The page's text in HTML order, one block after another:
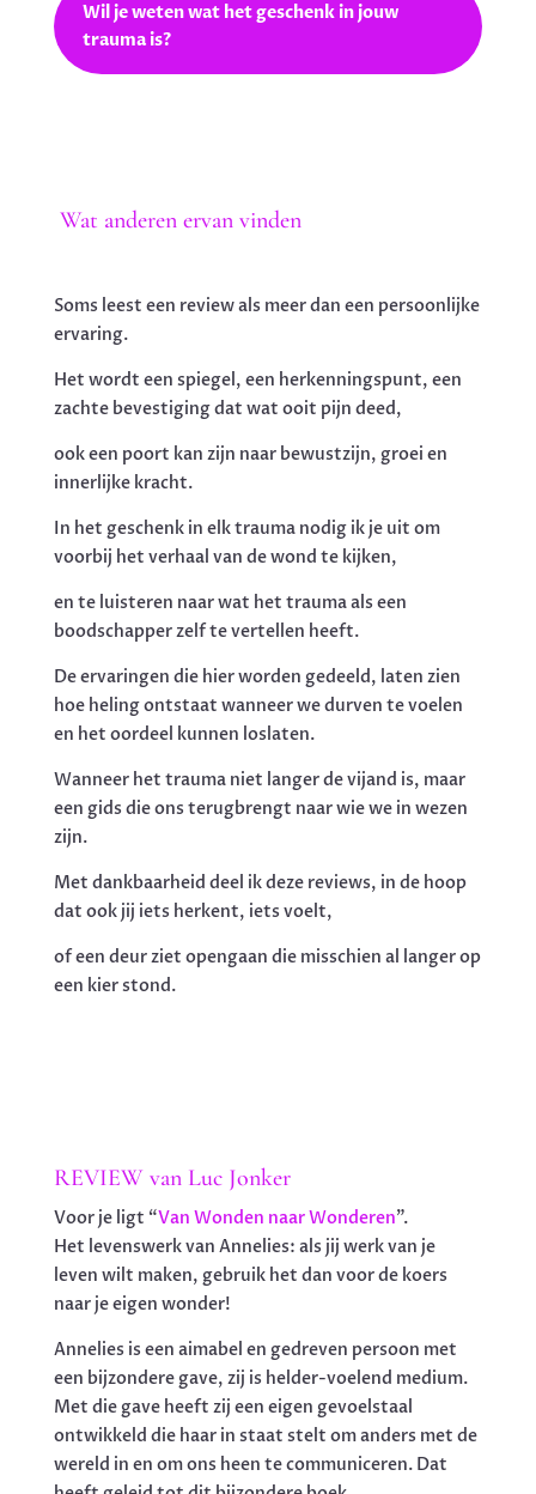
Wil je weten wat het geschenk in jouw
trauma is?
Wat anderen ervan vinden
Soms leest een review als meer dan een persoonlijke
ervaring.
Het wordt een spiegel, een herkenningspunt, een
zachte bevestiging dat wat ooit pijn deed,
ook een poort kan zijn naar bewustzijn, groei en
innerlijke kracht.
In het geschenk in elk trauma nodig ik je uit om
voorbij het verhaal van de wond te kijken,
en te luisteren naar wat het trauma als een
boodschapper zelf te vertellen heeft.
De ervaringen die hier worden gedeeld, laten zien
hoe heling ontstaat wanneer we durven te voelen
en het oordeel kunnen loslaten.
Wanneer het trauma niet langer de vijand is, maar
een gids die ons terugbrengt naar wie we in wezen
zijn.
Met dankbaarheid deel ik deze reviews, in de hoop
dat ook jij iets herkent, iets voelt,
of een deur ziet opengaan die misschien al langer op
een kier stond.
REVIEW van Luc Jonker
Voor je ligt “Van Wonden naar Wonderen”.
Het levenswerk van Annelies: als jij werk van je
leven wilt maken, gebruik het dan voor de koers
naar je eigen wonder!
Annelies is een aimabel en gedreven persoon met
een bijzondere gave, zij is helder-voelend medium.
Met die gave heeft zij een eigen gevoelstaal
ontwikkeld die haar in staat stelt om anders met de
wereld in en om ons heen te communiceren. Dat